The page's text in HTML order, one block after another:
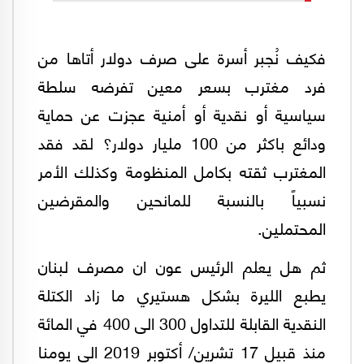
فكيف نُجبر أسرة على صرف دولار أتاها من
فرد مغترب بسعر معين تفرضه سلطة
سياسية أو نقدية أو أمنية عجزت عن حماية
ودائع باكثر من 100 مليار دولار؟ لقد فقد
المغترب ثقته بكامل المنظومة وكذلك الأمر
نسبياً بالنسبة للمانحين والمقرضين
المحتملين.
ثم هل يعلم الرئيس عون ان مصرف لبنان
يطبع الليرة بشكل هستيري ما زاد الكتلة
النقدية القابلة للتداول 300 الى 400 في المائة
منذ قبيل 17 تشرين/ أكتوبر 2019 الى يومنا